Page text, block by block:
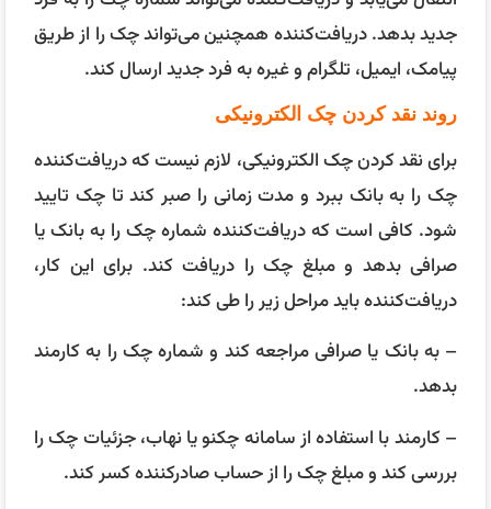
جدید بدهد. دریافت‌کننده همچنین می‌تواند چک را از طریق
پیامک، ایمیل، تلگرام و غیره به فرد جدید ارسال کند.
روند نقد کردن چک الکترونیکی
برای نقد کردن چک الکترونیکی، لازم نیست که دریافت‌کننده
چک را به بانک ببرد و مدت زمانی را صبر کند تا چک تایید
شود. کافی است که دریافت‌کننده شماره چک را به بانک یا
صرافی بدهد و مبلغ چک را دریافت کند. برای این کار،
دریافت‌کننده باید مراحل زیر را طی کند:
– به بانک یا صرافی مراجعه کند و شماره چک را به کارمند
بدهد.
– کارمند با استفاده از سامانه چکنو یا نهاب، جزئیات چک را
بررسی کند و مبلغ چک را از حساب صادرکننده کسر کند.